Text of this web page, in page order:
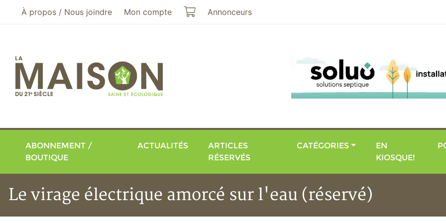
Aller au menu principal
Aller au contenu principal
À propos / Nous joindre Mon compte Mon panier
Annonceurs
ABONNEMENT /
BOUTIQUE
ACTUALITÉS
ARTICLES
RÉSERVÉS
CATÉGORIES
EN
KIOSQUE!
Le virage électrique amorcé sur l'eau (réservé)